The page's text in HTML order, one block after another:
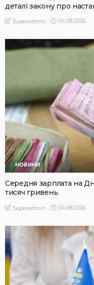
деталі закону про
Superadmin 04.08.2026
НОВИНИ
Середня зарплата на
тисяч гривень
Superadmin 04.08.2026